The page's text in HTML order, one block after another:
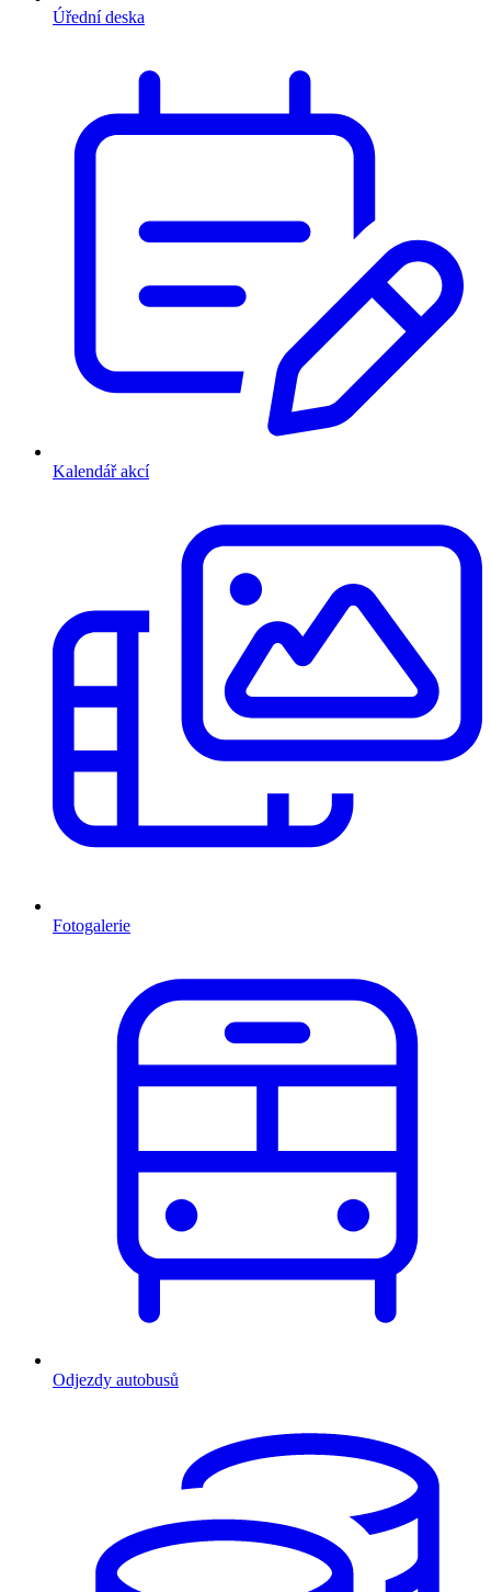
Úřední deska
Kalendář akcí
Fotogalerie
Odjezdy autobusů